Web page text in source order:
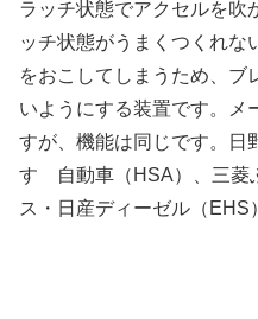
ラッチ状態でアクセルを吹
ッチ状態がうまくつくれな
をおこしてしまうため、ブ
いようにする装置です。メ
すが、機能は同じです。日
すゞ自動車（HSA）、三菱
ス・日産ディーゼル（EHS）